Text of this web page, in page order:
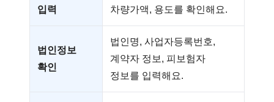
입력
차량가액, 용도를 확인해요.
법인정보
확인
법인명, 사업자등록번호,
계약자 정보, 피보험자
정보를 입력해요.